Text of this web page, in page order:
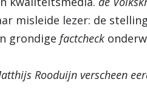
misleide lezer: de
grondige factcheck
Rooduijn verscheen